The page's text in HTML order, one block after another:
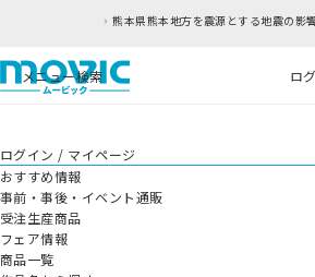
熊本県熊本地方を震源とする地震の影
メニュー検索 ロ
ログイン / マイページ
おすすめ情報
事前・事後・イベント通販
受注生産商品
フェア情報
商品一覧